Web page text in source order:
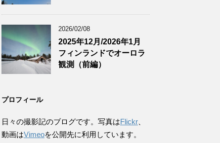
2026/02/08
2025年12月/2026年1月
フィンランドでオーロラ
観測（前編）
プロフィール
日々の撮影記のブログです。写真はFlickr
動画はVimeoを公開先に利用しています。